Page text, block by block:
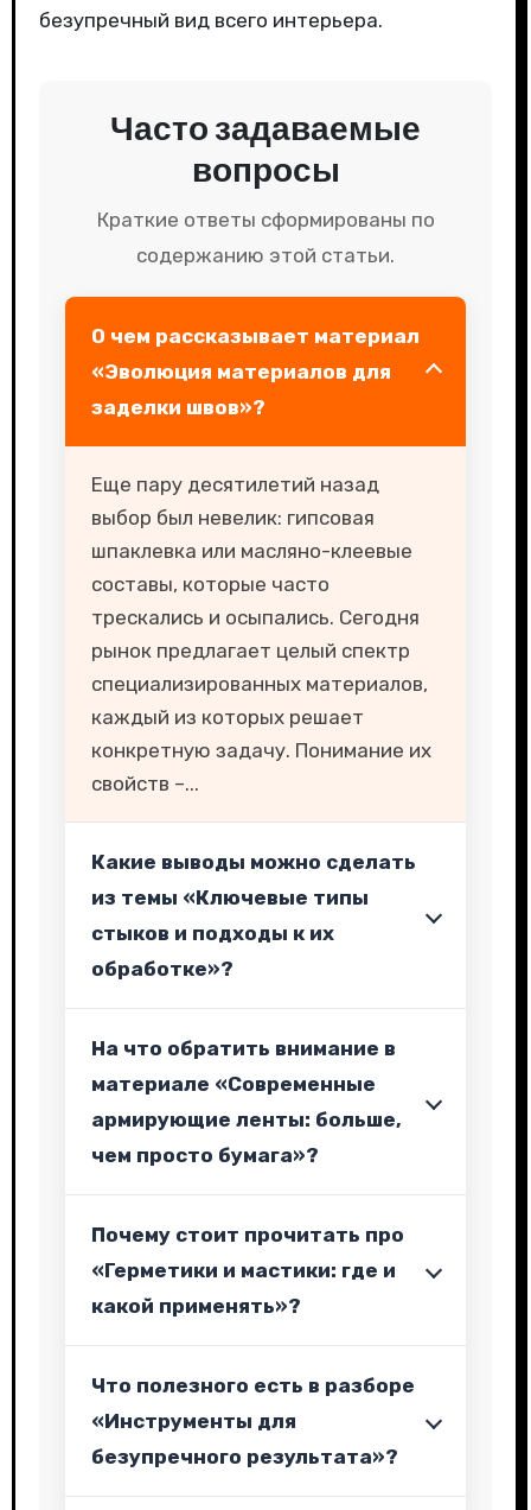
безупречный вид всего интерьера.
Часто задаваемые
вопросы
Краткие ответы сформированы по
содержанию этой статьи.
О чем рассказывает материал
«Эволюция материалов для
заделки швов»?
Еще пару десятилетий назад
выбор был невелик: гипсовая
шпаклевка или масляно-клеевые
составы, которые часто
трескались и осыпались. Сегодня
рынок предлагает целый спектр
специализированных материалов,
каждый из которых решает
конкретную задачу. Понимание их
свойств –...
Какие выводы можно сделать
из темы «Ключевые типы
стыков и подходы к их
обработке»?
На что обратить внимание в
материале «Современные
армирующие ленты: больше,
чем просто бумага»?
Почему стоит прочитать про
«Герметики и мастики: где и
какой применять»?
Что полезного есть в разборе
«Инструменты для
безупречного результата»?